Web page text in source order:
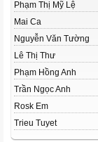
Phạm Thị Mỹ Lệ
Mai Ca
Nguyễn Văn Tường
Lê Thị Thư
Phạm Hồng Anh
Trần Ngọc Anh
Rosk Em
Trieu Tuyet